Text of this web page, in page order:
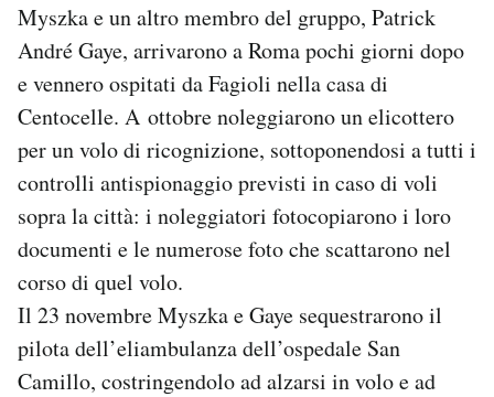
Myszka e un altro membro del gruppo, Patrick
André Gaye, arrivarono a Roma pochi giorni dopo
e vennero ospitati da Fagioli nella casa di
Centocelle. A ottobre noleggiarono un elicottero
per un volo di ricognizione, sottoponendosi a tutti i
controlli antispionaggio previsti in caso di voli
sopra la città: i noleggiatori fotocopiarono i loro
documenti e le numerose foto che scattarono nel
corso di quel volo.
Il 23 novembre Myszka e Gaye sequestrarono il
pilota dell’eliambulanza dell’ospedale San
Camillo, costringendolo ad alzarsi in volo e ad